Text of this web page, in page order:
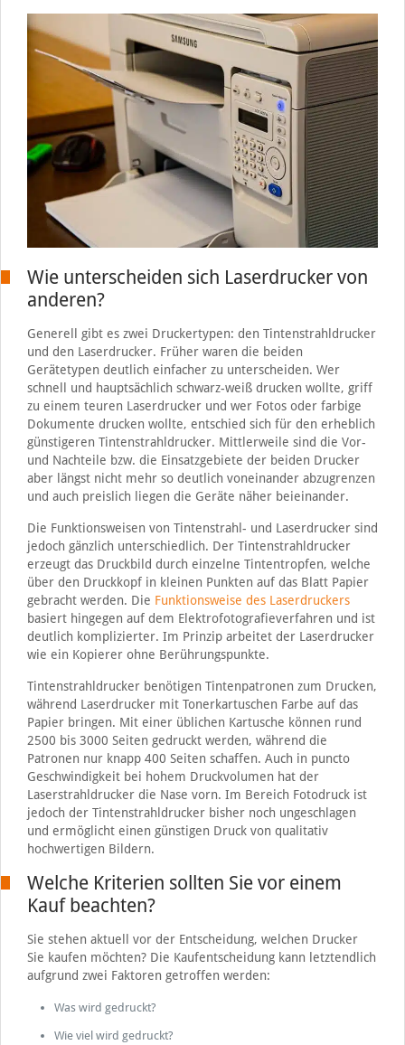
Wie unterscheiden sich Laserdrucker von
anderen?
Generell gibt es zwei Druckertypen: den Tintenstrahldrucker
und den Laserdrucker. Früher waren die beiden
Gerätetypen deutlich einfacher zu unterscheiden. Wer
schnell und hauptsächlich schwarz-weiß drucken wollte, griff
zu einem teuren Laserdrucker und wer Fotos oder farbige
Dokumente drucken wollte, entschied sich für den erheblich
günstigeren Tintenstrahldrucker. Mittlerweile sind die Vor-
und Nachteile bzw. die Einsatzgebiete der beiden Drucker
aber längst nicht mehr so deutlich voneinander abzugrenzen
und auch preislich liegen die Geräte näher beieinander.
Die Funktionsweisen von Tintenstrahl- und Laserdrucker sind
jedoch gänzlich unterschiedlich. Der Tintenstrahldrucker
erzeugt das Druckbild durch einzelne Tintentropfen, welche
über den Druckkopf in kleinen Punkten auf das Blatt Papier
gebracht werden. Die Funktionsweise des Laserdruckers
basiert hingegen auf dem Elektrofotografieverfahren und ist
deutlich komplizierter. Im Prinzip arbeitet der Laserdrucker
wie ein Kopierer ohne Berührungspunkte.
Tintenstrahldrucker benötigen Tintenpatronen zum Drucken,
während Laserdrucker mit Tonerkartuschen Farbe auf das
Papier bringen. Mit einer üblichen Kartusche können rund
2500 bis 3000 Seiten gedruckt werden, während die
Patronen nur knapp 400 Seiten schaffen. Auch in puncto
Geschwindigkeit bei hohem Druckvolumen hat der
Laserstrahldrucker die Nase vorn. Im Bereich Fotodruck ist
jedoch der Tintenstrahldrucker bisher noch ungeschlagen
und ermöglicht einen günstigen Druck von qualitativ
hochwertigen Bildern.
Welche Kriterien sollten Sie vor einem
Kauf beachten?
Sie stehen aktuell vor der Entscheidung, welchen Drucker
Sie kaufen möchten? Die Kaufentscheidung kann letztendlich
aufgrund zwei Faktoren getroffen werden:
Was wird gedruckt?
Wie viel wird gedruckt?